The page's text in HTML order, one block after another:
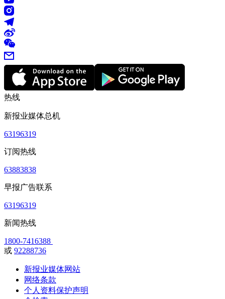
热线
新报业媒体总机
63196319
订阅热线
63883838
早报广告联系
63196319
新闻热线
1800-7416388
或 92288736
新报业媒体网站
网络条款
个人资料保护声明